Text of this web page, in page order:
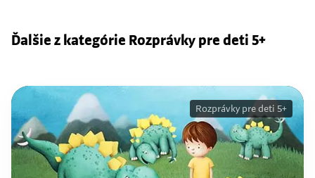
Ďalšie z kategórie Rozprávky pre deti 5+
Rozprávky pre deti 5+